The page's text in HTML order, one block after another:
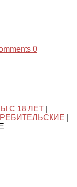
0
С 18 ЛЕТ